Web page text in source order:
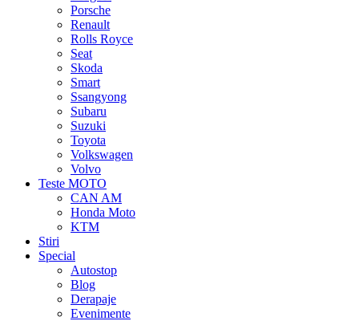
Porsche
Renault
Rolls Royce
Seat
Skoda
Smart
Ssangyong
Subaru
Suzuki
Toyota
Volkswagen
Volvo
Teste MOTO
CAN AM
Honda Moto
KTM
Stiri
Special
Autostop
Blog
Derapaje
Evenimente